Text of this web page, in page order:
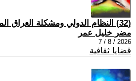
(32) النظام الدولي ومشكلة العراق المالية
مضر خليل عمر
2026 / 8 / 7
قضايا ثقافية